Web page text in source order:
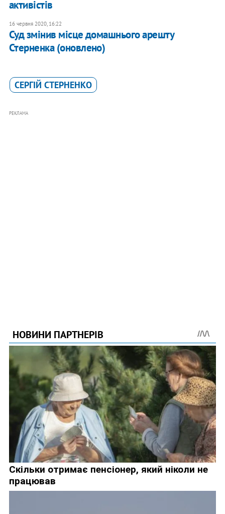
активістів
16 червня 2020, 16:22
Суд змінив місце домашнього арешту
Стерненка (оновлено)
СЕРГІЙ СТЕРНЕНКО
РЕКЛАМА